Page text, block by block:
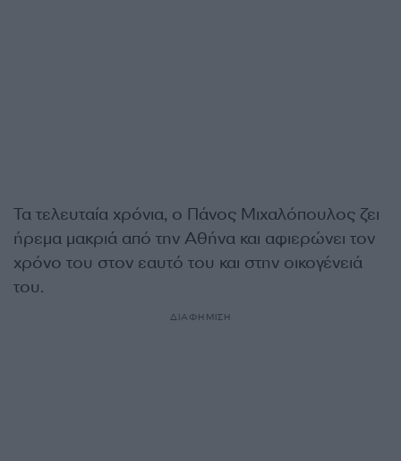
Τα τελευταία χρόνια, ο Πάνος Μιχαλόπουλος ζει
ήρεμα μακριά από την Αθήνα και αφιερώνει τον
χρόνο του στον εαυτό του και στην οικογένειά
του.
ΔΙΑΦΗΜΙΣΗ